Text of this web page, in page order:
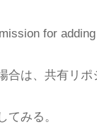
for
合は、共有リ
てみる。